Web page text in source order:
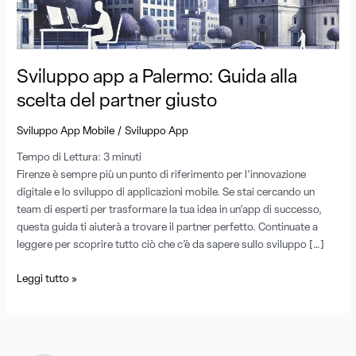
Sviluppo app a Palermo: Guida alla
scelta del partner giusto
Sviluppo App Mobile /Sviluppo App
Tempo di Lettura:3 minuti
Firenze è sempre più un punto di riferimento per l’innovazione
digitale e lo sviluppo di applicazioni mobile. Se stai cercando un
team di esperti per trasformare la tua idea in un’app di successo,
questa guida ti aiuterà a trovare il partner perfetto. Continuate a
leggere per scoprire tutto ciò che c’è da sapere sullo sviluppo […]
del
partner
Leggi tutto »